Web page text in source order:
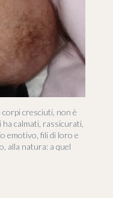
cresciuti, non è
calmati, rassicurati,
emotivo, fili di loro e
alla natura: a quel